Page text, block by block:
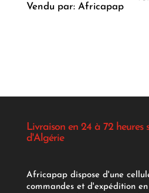
Vendu par: Africapap
Livraison en 24 à 72 heures
d'Algérie
Africapap dispose d'une
commandes et d'expédition